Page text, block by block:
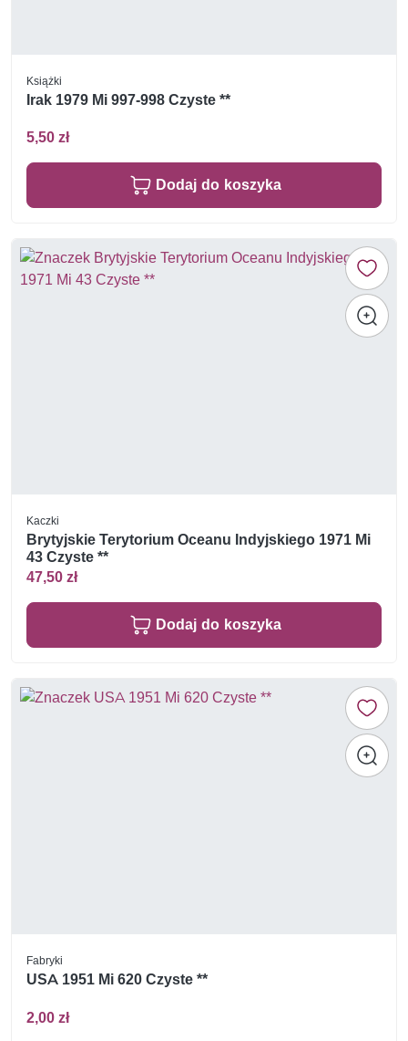
Książki
Irak 1979 Mi 997-998 Czyste **
5,50 zł
Dodaj do koszyka
Kaczki
Brytyjskie Terytorium Oceanu Indyjskiego 1971 Mi
43 Czyste **
47,50 zł
Dodaj do koszyka
Fabryki
USA 1951 Mi 620 Czyste **
2,00 zł